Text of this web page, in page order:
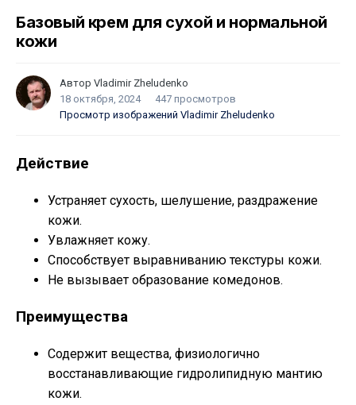
Базовый крем для сухой и нормальной
кожи
Автор Vladimir Zheludenko
18 октября, 2024
447 просмотров
Просмотр изображений Vladimir Zheludenko
Действие
Устраняет сухость, шелушение, раздражение
кожи.
Увлажняет кожу.
Способствует выравниванию текстуры кожи.
Не вызывает образование комедонов.
Преимущества
Содержит вещества, физиологично
восстанавливающие гидролипидную мантию
кожи.